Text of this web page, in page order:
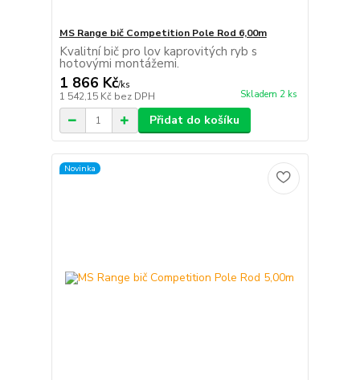
MS Range bič Competition Pole Rod 6,00m
Kvalitní bič pro lov kaprovitých ryb s
hotovými montážemi.
1 866 Kč/ks
1 542,15 Kč bez DPH Skladem 2 ks
Přidat do košíku
Novinka